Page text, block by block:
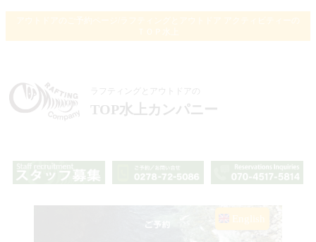
アウトドアのご予約ページ/ラフティングとアウトドア アクティビティーの
ラフティングとアウトドアの
TOP水上カンパニー
English